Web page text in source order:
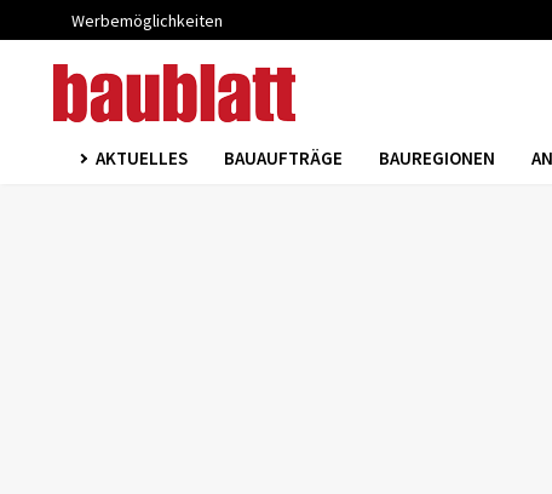
Werbemöglichkeiten
AKTUELLES BAUAUFTRÄGE BAUREGIONEN